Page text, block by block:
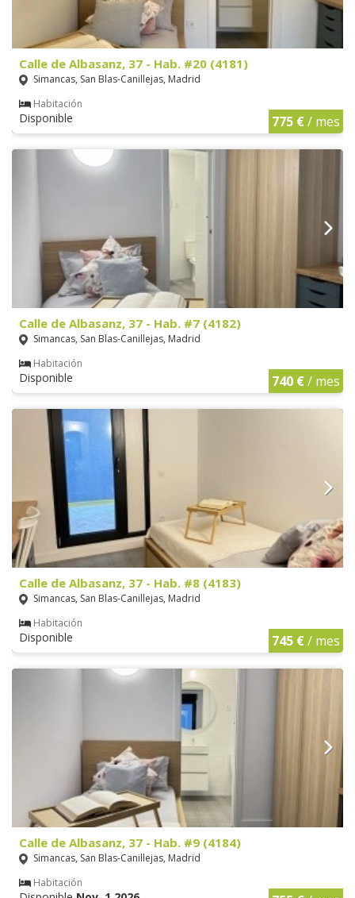
Calle de Albasanz, 37 - Hab. #20 (4181)
Simancas, San Blas-Canillejas, Madrid
Habitación
Disponible 775 €/ mes
Calle de Albasanz, 37 - Hab. #7 (4182)
Simancas, San Blas-Canillejas, Madrid
Habitación
Disponible 740 €/ mes
Calle de Albasanz, 37 - Hab. #8 (4183)
Simancas, San Blas-Canillejas, Madrid
Habitación
Disponible 745 €/ mes
Calle de Albasanz, 37 - Hab. #9 (4184)
Simancas, San Blas-Canillejas, Madrid
Habitación